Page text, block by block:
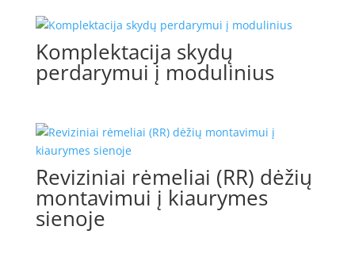
Komplektacija skydų
perdarymui į modulinius
Reviziniai rėmeliai (RR) dėžių
montavimui į kiaurymes
sienoje